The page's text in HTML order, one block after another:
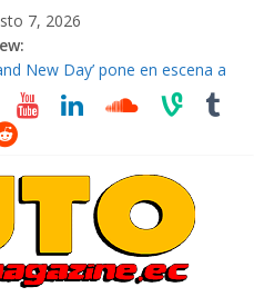
7, 2026
protagonismo a la hora de
New Day’ pone en escena a
47ª, recorre 7 provincias en 8
para cubrir las rutas de La